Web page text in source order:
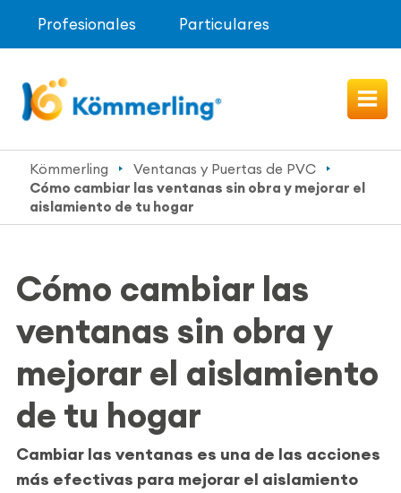
Profesionales Particulares
Kömmerling
Ventanas y Puertas de PVC
Cómo cambiar las ventanas sin obra y mejorar el
aislamiento de tu hogar
Cómo cambiar las
ventanas sin obra y
mejorar el aislamiento
de tu hogar
Cambiar las ventanas es una de las acciones
más efectivas para mejorar el aislamiento